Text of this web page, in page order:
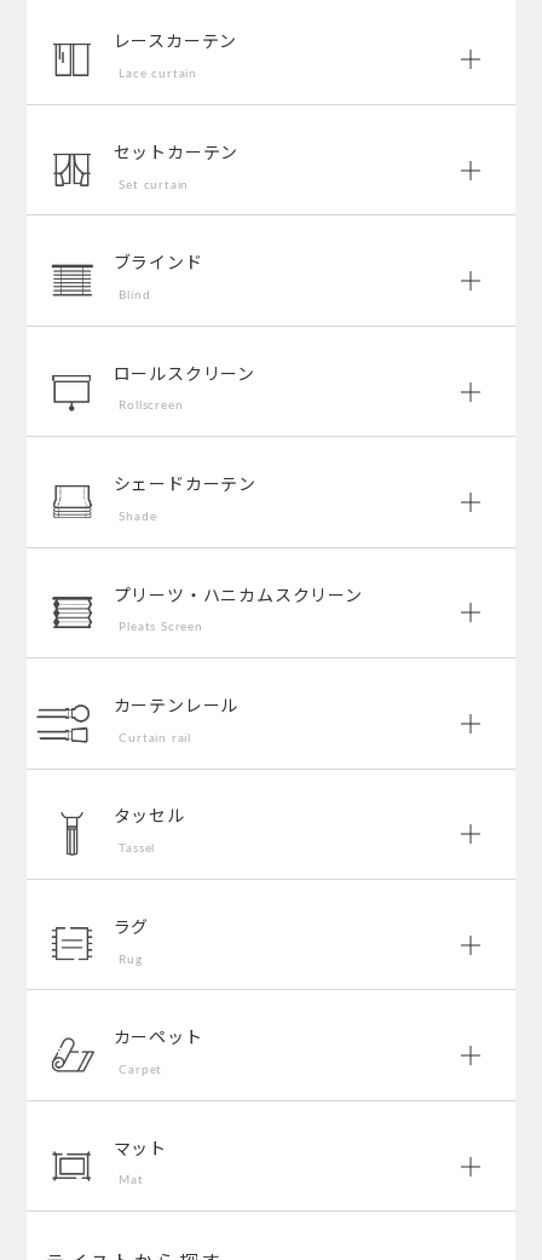
レースカーテン
Lace curtain
セットカーテン
Set curtain
ブラインド
Blind
ロールスクリーン
Rollscreen
シェードカーテン
Shade
プリーツ・ハニカムスクリーン
Pleats Screen
カーテンレール
Curtain rail
タッセル
Tassel
ラグ
Rug
カーペット
Carpet
マット
Mat